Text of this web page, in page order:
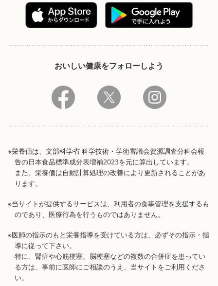
おいしい健康をフォローしよう
※栄養価は、文部科学省 科学技術・学術審議会資源調査分科会報
告の日本食品標準成分表増補2023を元に算出しています。
また、栄養価は自動計算処理の改善により更新されることがあ
ります。
※当サイトが提供するサービスは、利用者の食事管理を支援するも
のであり、医療行為を行うものではありません。
※医師の指示のもと栄養指導を受けている方は、必ずその指示・指
導に従って下さい。
特に、腎症や心筋梗塞、脳梗塞などの複数の合併症を患ってい
る方は、事前に医師にご相談のうえ、当サイトをご利用くださ
い。